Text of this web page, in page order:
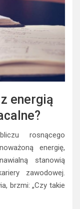
energią
rosnącego
energię,
stanowią
zawodowej.
brzmi: „Czy takie